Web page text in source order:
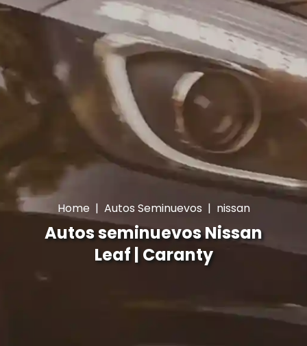
Home | Autos Seminuevos | nissan
Autos seminuevos Nissan
Leaf | Caranty